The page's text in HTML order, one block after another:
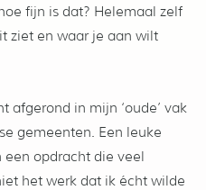
fijn is dat? Helemaal zelf
ziet en waar je aan wilt
afgerond in mijn ‘oude’ vak
gemeenten. Een leuke
opdracht die veel
het werk dat ik écht wilde